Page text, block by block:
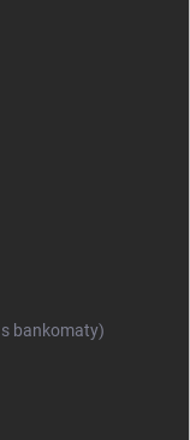
bankomaty)